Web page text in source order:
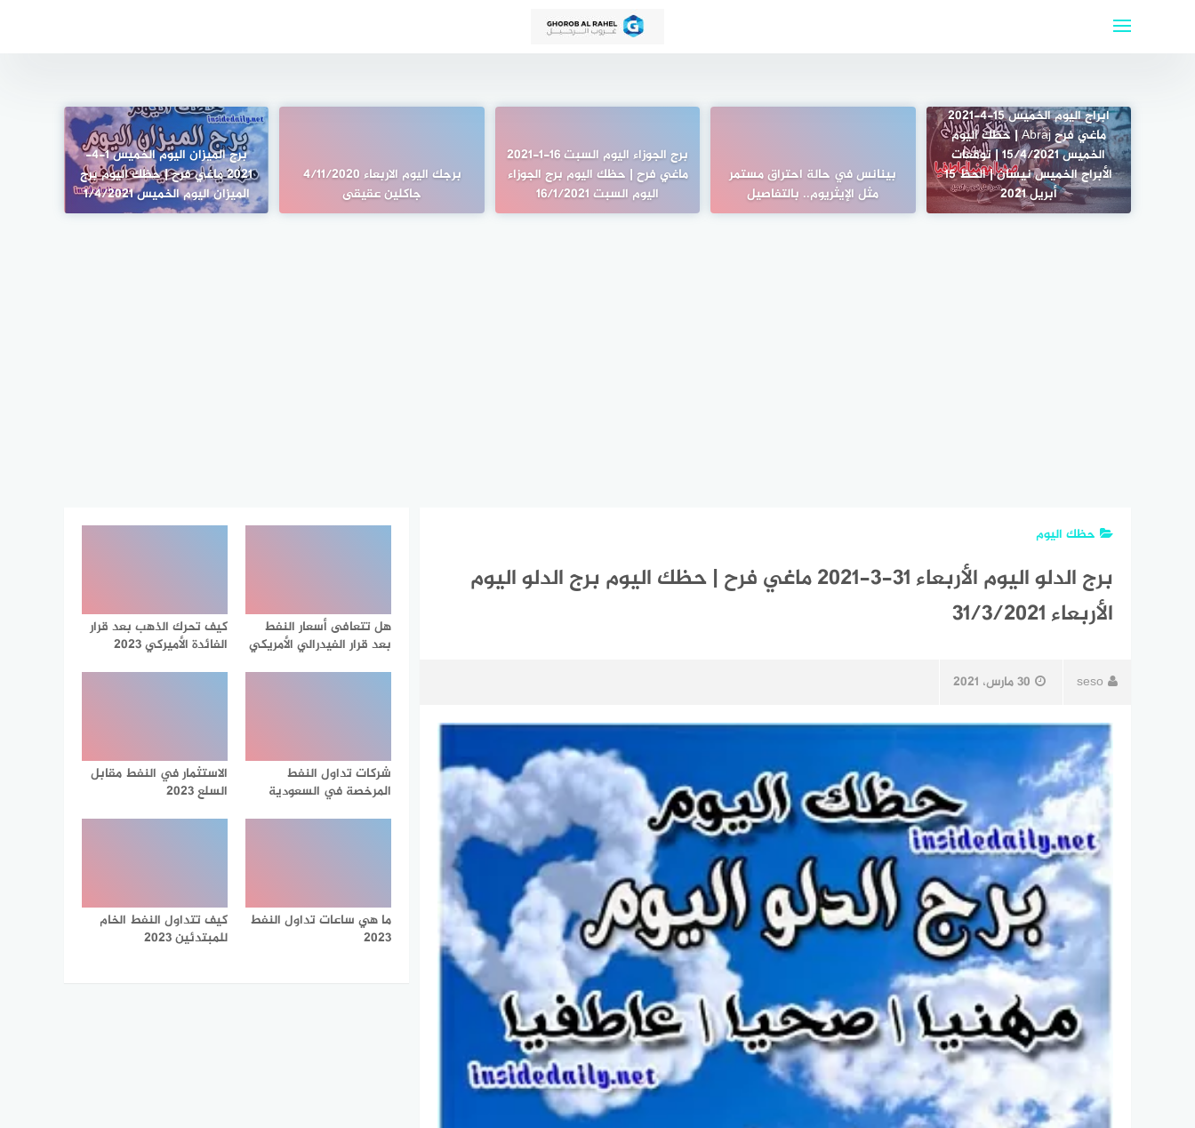
ابراج اليوم الخميس 15-4-2021
ماغي فرح Abraj | حظك اليوم
الخميس 15/4/2021 | توقعات
الأبراج الخميس نيسان | الحظ 15
أبريل 2021
بينانس في حالة احتراق مستمر
مثل الإيثريوم.. بالتفاصيل
برج الجوزاء اليوم السبت 16-1-2021
ماغي فرح | حظك اليوم برج الجوزاء
اليوم السبت 16/1/2021
برجك اليوم الاربعاء 4/11/2020
جاكلين عقيقى
برج الميزان اليوم الخميس 1-4-
2021 ماغي فرح | حظك اليوم برج
الميزان اليوم الخميس 1/4/2021
حظك اليوم
برج الدلو اليوم الأربعاء 31-3-2021 ماغي فرح | حظك اليوم برج الدلو اليوم
الأربعاء 31/3/2021
seso 30 مارس، 2021
هل تتعافى أسعار النفط
بعد قرار الفيدرالي الأمريكي
كيف تحرك الذهب بعد قرار
الفائدة الأميركي 2023
شركات تداول النفط
المرخصة في السعودية
الاستثمار في النفط مقابل
السلع 2023
ما هي ساعات تداول النفط
2023
كيف تتداول النفط الخام
للمبتدئين 2023